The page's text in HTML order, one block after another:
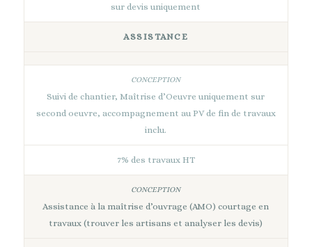
sur devis uniquement
ASSISTANCE
Suivi de chantier, Maîtrise d’Oeuvre uniquement sur
second oeuvre, accompagnement au PV de fin de travaux
inclu.
7% des travaux HT
Assistance à la maîtrise d’ouvrage (AMO) courtage en
travaux (trouver les artisans et analyser les devis)